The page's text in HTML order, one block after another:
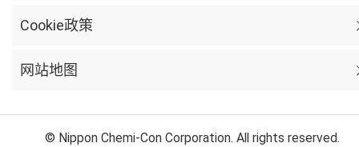
Cookie政策
网站地图
© Nippon Chemi-Con Corporation. All rights reserved.